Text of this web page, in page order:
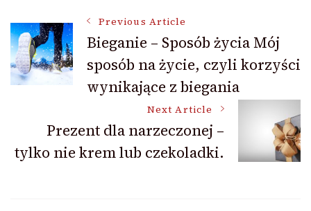
Post
Navigation
Previous Article
Bieganie – Sposób życia Mój
sposób na życie, czyli korzyści
wynikające z biegania
Next Article
Prezent dla narzeczonej –
tylko nie krem lub czekoladki.